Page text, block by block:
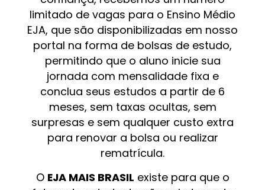
limitado de vagas para o Ensino Médio
EJA, que são disponibilizadas em nosso
portal na forma de bolsas de estudo,
permitindo que o aluno inicie sua
jornada com mensalidade fixa e
conclua seus estudos a partir de 6
meses, sem taxas ocultas, sem
surpresas e sem qualquer custo extra
para renovar a bolsa ou realizar
rematrícula.
O EJA MAIS BRASIL existe para que o